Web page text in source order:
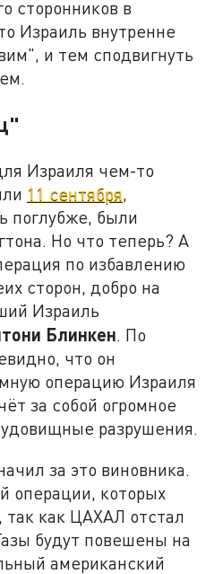
сторонников в
Израиль внутренне
и тем сподвигнуть
Израиля чем-то
11 сентября,
поглубже, были
Но что теперь? А
по избавлению
сторон, добро на
Израиль
Блинкен. По
что он
операцию Израиля
за собой огромное
разрушения.
за это виновника.
операции, которых
так как ЦАХАЛ отстал
будут повешены на
американский